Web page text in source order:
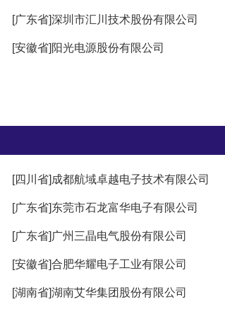
[广东省]深圳市汇川技术股份有限公司
[安徽省]阳光电源股份有限公司
[四川省]成都航域卓越电子技术有限公司
[广东省]东莞市石龙富华电子有限公司
[广东省]广州三晶电气股份有限公司
[安徽省]合肥华耀电子工业有限公司
[湖南省]湖南艾华集团股份有限公司